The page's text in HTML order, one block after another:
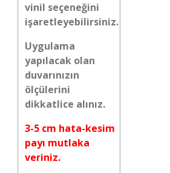
vinil seçeneğini
işaretleyebilirsiniz.
Uygulama
yapılacak olan
duvarınızın
ölçülerini
dikkatlice alınız.
3-5 cm hata-kesim
payı mutlaka
veriniz.